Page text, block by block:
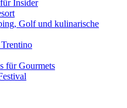
Insider
Golf und kulinarische
für Gourmets